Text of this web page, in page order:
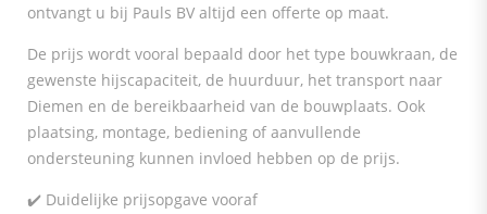
ontvangt u bij Pauls BV altijd een offerte op maat.
De prijs wordt vooral bepaald door het type bouwkraan, de
gewenste hijscapaciteit, de huurduur, het transport naar
Diemen en de bereikbaarheid van de bouwplaats. Ook
plaatsing, montage, bediening of aanvullende
ondersteuning kunnen invloed hebben op de prijs.
✔️ Duidelijke prijsopgave vooraf